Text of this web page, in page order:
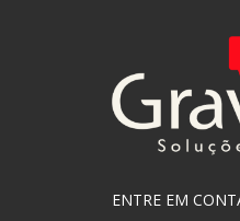
ENTRE EM